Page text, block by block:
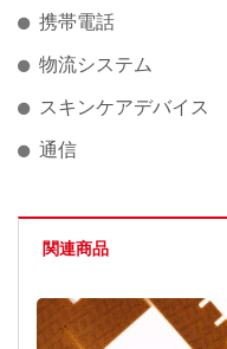
携帯電話
物流システム
スキンケアデバイス
通信
関連商品